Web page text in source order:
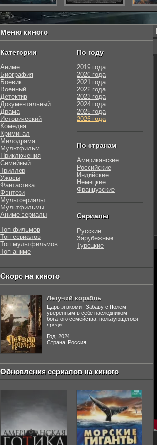
Меню киного
Категории
Аниме
Биография
Боевик
Военный
Детектив
Документальный
Драма
Исторический
Комедия
Криминал
Мелодрама
Мультфильм
Приключения
Семейный
Триллер
Ужасы
Фантастика
Фэнтези
Мультсериалы
Мультфильмы
Аниме сериалы
Топ фильмов
Топ сериалов
Топ мультфильмов
Топ аниме
По году
2019 года
2020 года
2021 года
2022 года
2023 года
2024 года
2025 года
2026 года
По странам
Американские
Российские
Индийские
Немецкие
Французские
Сериалы
Русские
Зарубежные
Турецкие
Скоро на киного
Летучий корабль
Царь знакомит Забаву с Полем –
уверенным в себе наследником
богатого семейства, пользующегося
среди...
Год: 2024
Страна: Россия
Обновления сериалов на киного